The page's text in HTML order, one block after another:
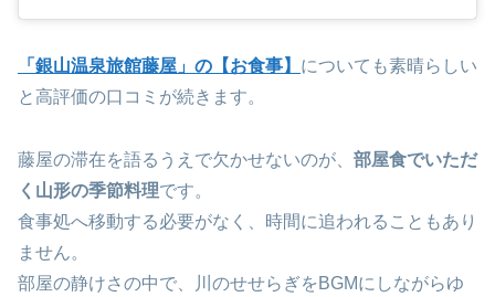
「銀山温泉旅館藤屋」の【お食事】 についても素晴らしい
と高評価の口コミが続きます。
藤屋の滞在を語るうえで欠かせないのが、 部屋食でいただ
く山形の季節料理です。
食事処へ移動する必要がなく、時間に追われることもあり
ません。
部屋の静けさの中で、川のせせらぎをBGMにしながらゆ